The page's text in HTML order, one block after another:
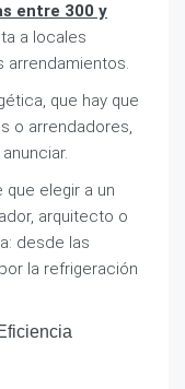
entre 300 y
a locales
arrendamientos.
que hay que
o arrendadores,
elegir a un
arquitecto o
desde las
la refrigeración